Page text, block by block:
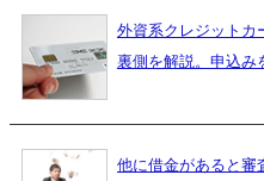
外資系クレジットカ
裏側を解説。申込み
他に借金があると